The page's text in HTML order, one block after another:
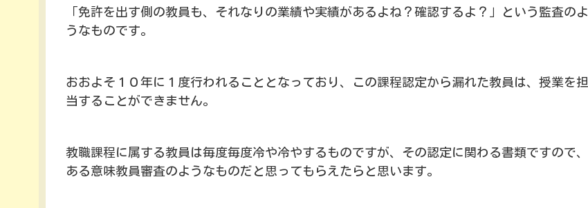
「免許を出す側の教員も、それなりの業績や実績があるよね？確認するよ？」という監査のよ
うなものです。
おおよそ１０年に１度行われることとなっており、この課程認定から漏れた教員は、授業を担
当することができません。
教職課程に属する教員は毎度毎度冷や冷やするものですが、その認定に関わる書類ですので、
ある意味教員審査のようなものだと思ってもらえたらと思います。